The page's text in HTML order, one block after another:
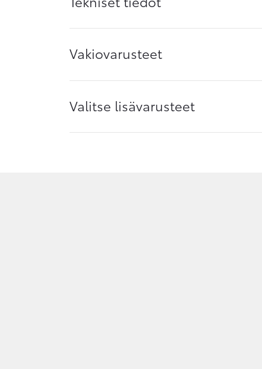
Vakiovarusteet
Valitse lisävarusteet